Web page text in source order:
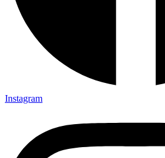
Instagram